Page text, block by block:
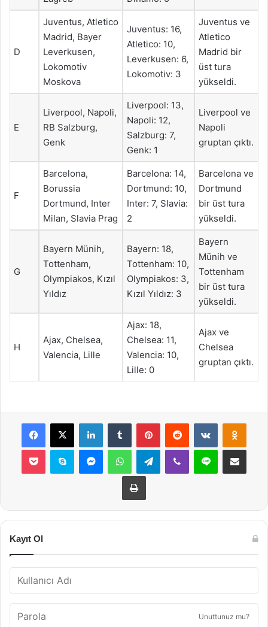
D
Juventus, Atletico
Madrid, Bayer
Leverkusen,
Lokomotiv
Moskova
Juventus: 16,
Atletico: 10,
Leverkusen: 6,
Lokomotiv: 3
Juventus ve
Atletico
Madrid bir
üst tura
yükseldi.
E
Liverpool, Napoli,
RB Salzburg,
Genk
Liverpool: 13,
Napoli: 12,
Salzburg: 7,
Genk: 1
Liverpool ve
Napoli
gruptan çıktı.
F
Barcelona,
Borussia
Dortmund, Inter
Milan, Slavia Prag
Barcelona: 14,
Dortmund: 10,
Inter: 7, Slavia:
2
Barcelona ve
Dortmund
bir üst tura
yükseldi.
G
Bayern Münih,
Tottenham,
Olympiakos, Kızıl
Yıldız
Bayern: 18,
Tottenham: 10,
Olympiakos: 3,
Kızıl Yıldız: 3
Bayern
Münih ve
Tottenham
bir üst tura
yükseldi.
H
Ajax, Chelsea,
Valencia, Lille
Ajax: 18,
Chelsea: 11,
Valencia: 10,
Lille: 0
Ajax ve
Chelsea
gruptan çıktı.
Facebook
X LinkedInTumblr PinterestReddit VKontakte
Pocket Skype MessengerWhatsAppTelegramViber Line E-Posta ile
Yazdır
Kayıt Ol
Unuttunuz mu?